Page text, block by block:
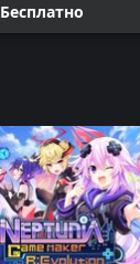
Бесплатно